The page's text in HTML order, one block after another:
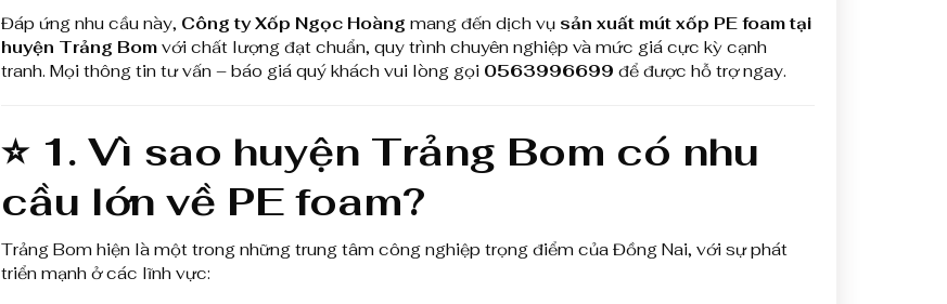
Đáp ứng nhu cầu này, Công ty Xốp Ngọc Hoàng mang đến dịch vụ sản xuất mút xốp PE foam tại
huyện Trảng Bom với chất lượng đạt chuẩn, quy trình chuyên nghiệp và mức giá cực kỳ cạnh
tranh. Mọi thông tin tư vấn – báo giá quý khách vui lòng gọi 0563996699 để được hỗ trợ ngay.
⭐ 1. Vì sao huyện Trảng Bom có nhu
cầu lớn về PE foam?
Trảng Bom hiện là một trong những trung tâm công nghiệp trọng điểm của Đồng Nai, với sự phát
triển mạnh ở các lĩnh vực: